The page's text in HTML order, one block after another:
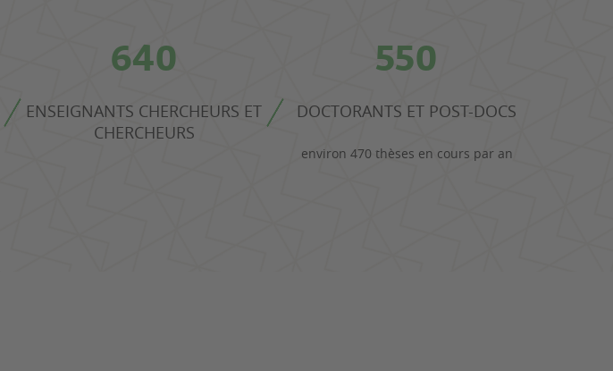
640
ENSEIGNANTS CHERCHEURS ET
CHERCHEURS
550
DOCTORANTS ET POST-DOCS
environ 470 thèses en cours par an